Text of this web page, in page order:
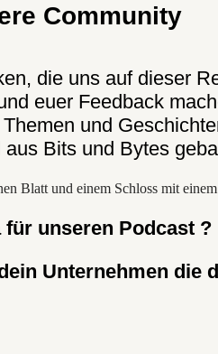
Community
die uns auf dieser
euer Feedback
und
Bits und Bytes
für unseren Podcast ?
Unternehmen die